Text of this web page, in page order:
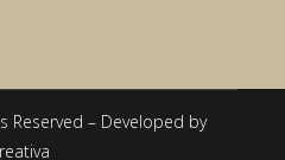
Reserved – Developed by